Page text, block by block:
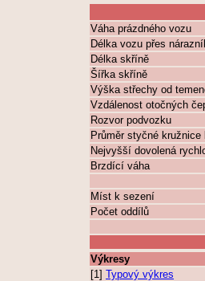
Váha prázdného vozu
Délka vozu přes
Délka skříně
Šířka skříně
Výška střechy od
Vzdálenost otočných
Rozvor podvozku
Průměr styčné kružnice
Nejvyšší dovolená
Brzdící váha
Míst k sezení
Počet oddílů
Výkresy
[1] Typový výkres